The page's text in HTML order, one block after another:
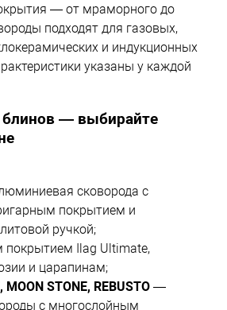
— от мраморного до
подходят для газовых,
и индукционных
указаны у каждой
— выбирайте
сковорода с
покрытием и
ручкой;
Ilag Ultimate,
и царапинам;
MOON STONE, REBUSTO —
с многослойным